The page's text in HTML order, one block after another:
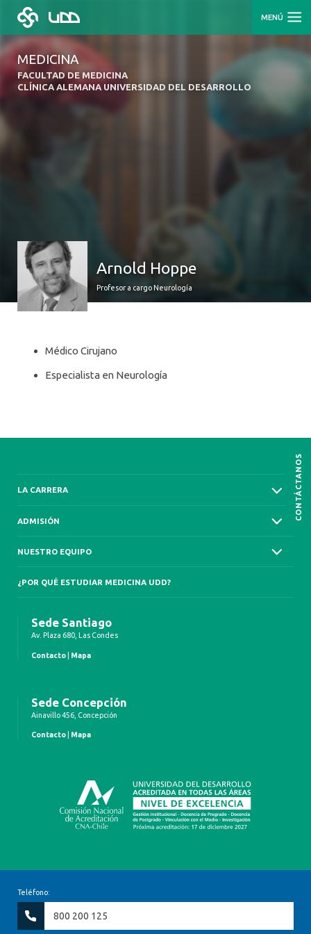
MENÚ
MEDICINA
FACULTAD DE MEDICINA
CLÍNICA ALEMANA UNIVERSIDAD DEL DESARROLLO
Arnold Hoppe
Profesor a cargo Neurología
Médico Cirujano
Especialista en Neurología
CONTÁCTANOS
LA CARRERA
ADMISIÓN
NUESTRO EQUIPO
¿POR QUÉ ESTUDIAR MEDICINA UDD?
Sede Santiago
Av. Plaza 680, Las Condes
Contacto Mapa
Sede Concepción
Ainavillo 456, Concepción
Contacto Mapa
Teléfono:
800 200 125